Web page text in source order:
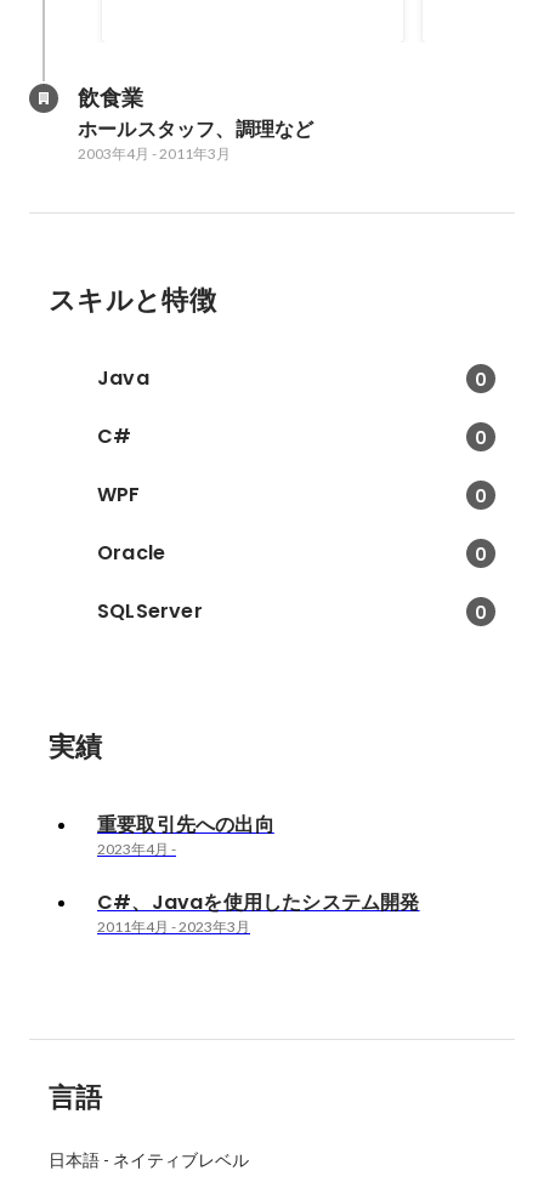
飲食業
ホールスタッフ、調理など
2003年4月 -2011年3月
スキルと特徴
Java 0
C# 0
WPF 0
Oracle 0
SQLServer 0
実績
重要取引先への出向
2023年4月 -
C#、Javaを使用したシステム開発
2011年4月 -2023年3月
言語
日本語 - ネイティブレベル